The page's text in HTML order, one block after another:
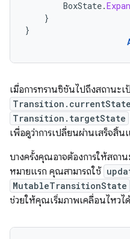
BoxState.
}
}
เมื่อการทรานซิชันไปถึงสถานะเ
Transition.currentState
Transition.targetState
เพื่อดูว่าการเปลี่ยนผ่านเสร็จสิ้น
บางครั้งคุณอาจต้องการให้สถา
หมายแรก คุณสามารถใช้
MutableTransitionState
ช่วยให้คุณเริ่มภาพเคลื่อนไหวไ